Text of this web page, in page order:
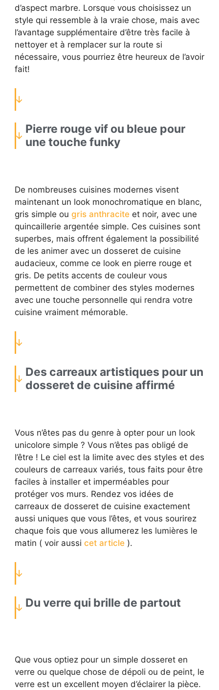
d’aspect marbre. Lorsque vous choisissez un
style qui ressemble à la vraie chose, mais avec
l’avantage supplémentaire d’être très facile à
nettoyer et à remplacer sur la route si
nécessaire, vous pourriez être heureux de l’avoir
fait!
Pierre rouge vif ou bleue pour
une touche funky
De nombreuses cuisines modernes visent
maintenant un look monochromatique en blanc,
gris simple ou gris anthracite et noir, avec une
quincaillerie argentée simple. Ces cuisines sont
superbes, mais offrent également la possibilité
de les animer avec un dosseret de cuisine
audacieux, comme ce look en pierre rouge et
gris. De petits accents de couleur vous
permettent de combiner des styles modernes
avec une touche personnelle qui rendra votre
cuisine vraiment mémorable.
Des carreaux artistiques pour un
dosseret de cuisine affirmé
Vous n’êtes pas du genre à opter pour un look
unicolore simple ? Vous n’êtes pas obligé de
l’être ! Le ciel est la limite avec des styles et des
couleurs de carreaux variés, tous faits pour être
faciles à installer et imperméables pour
protéger vos murs. Rendez vos idées de
carreaux de dosseret de cuisine exactement
aussi uniques que vous l’êtes, et vous sourirez
chaque fois que vous allumerez les lumières le
matin ( voir aussi cet article ).
Du verre qui brille de partout
Que vous optiez pour un simple dosseret en
verre ou quelque chose de dépoli ou de peint, le
verre est un excellent moyen d’éclairer la pièce.